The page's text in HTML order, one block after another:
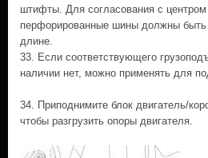
штифты. Для согласования с центром
перфорированные шины должны
длине.
33. Если соответствующего
наличии нет, можно применять для
34. Приподнимите блок двигатель/
чтобы разгрузить опоры двигателя.